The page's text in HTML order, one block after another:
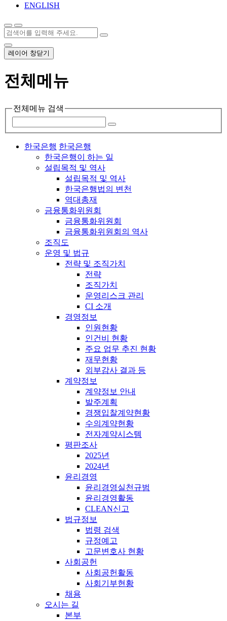
ENGLISH
레이어 창닫기
전체메뉴
전체메뉴 검색
한국은행 한국은행
한국은행이 하는 일
설립목적 및 역사
설립목적 및 역사
한국은행법의 변천
역대총재
금융통화위원회
금융통화위원회
금융통화위원회의 역사
조직도
운영 및 법규
전략 및 조직가치
전략
조직가치
운영리스크 관리
CI 소개
경영정보
인원현황
인건비 현황
주요 업무 추진 현황
재무현황
외부감사 결과 등
계약정보
계약정보 안내
발주계획
경쟁입찰계약현황
수의계약현황
전자계약시스템
평판조사
2025년
2024년
윤리경영
윤리경영실천규범
윤리경영활동
CLEAN신고
법규정보
법령 검색
규정예고
고문변호사 현황
사회공헌
사회공헌활동
사회기부현황
채용
오시는 길
본부